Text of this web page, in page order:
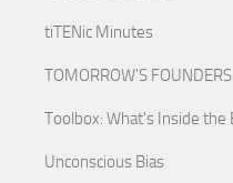
tiTENic Minutes
TOMORROW'S FOUNDERS
Toolbox: What's Inside the
Unconscious Bias